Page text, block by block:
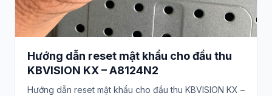
Hướng dẫn reset mật khẩu cho đầu thu
KBVISION KX – A8124N2
Hướng dẫn reset mật khẩu cho đầu thu KBVISION KX –